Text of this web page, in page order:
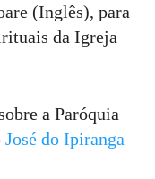
(Inglês), para
da Igreja
a Paróquia
do Ipiranga